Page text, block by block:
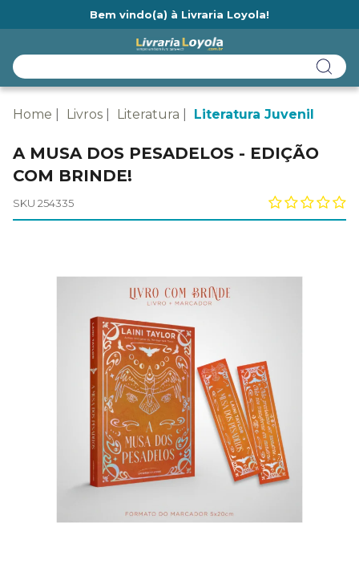
Bem vindo(a) à Livraria Loyola!
Home Livros Literatura Literatura Juvenil
A MUSA DOS PESADELOS - EDIÇÃO
COM BRINDE!
SKU 254335